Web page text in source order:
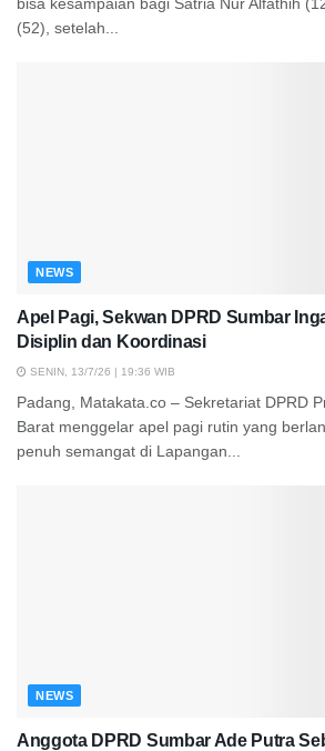
(52), setelah...
NEWS
Apel Pagi, Sekwan DPRD Sumbar
Disiplin dan Koordinasi
SENIN, 13/7/26 | 19:36 WIB
Padang, Matakata.co – Sekretariat DPRD
Barat menggelar apel pagi rutin yang
penuh semangat di Lapangan...
NEWS
Anggota DPRD Sumbar Ade Putra